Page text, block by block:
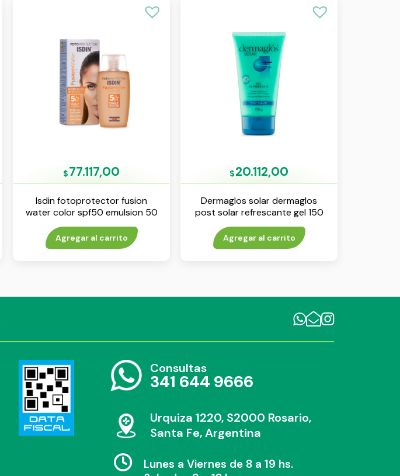
$77.117,00
Isdin fotoprotector fusion
water color spf50 emulsion 50
ml
Agregar al carrito
$20.112,00
Dermaglos solar dermaglos
post solar refrescante gel 150
g
Agregar al carrito
Consultas
341 644 9666
Urquiza 1220, S2000 Rosario,
Santa Fe, Argentina
Lunes a Viernes de 8 a 19 hs.